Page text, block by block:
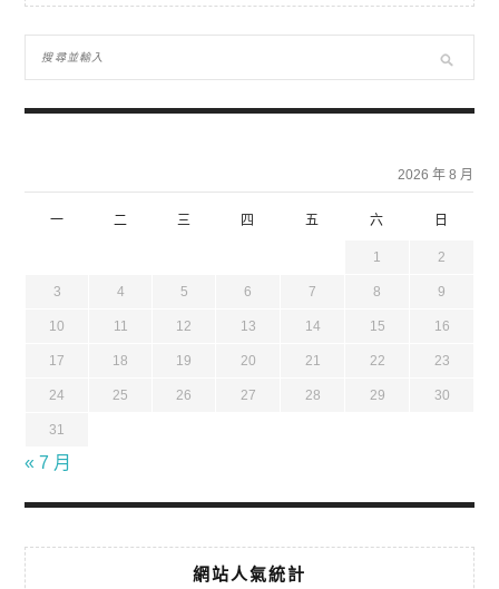
2026 年 8 月
一 二 三 四 五 六 日
1 2
3 4 5 6 7 8 9
10 11 12 13 14 15 16
17 18 19 20 21 22 23
24 25 26 27 28 29 30
31
« 7 月
網站人氣統計